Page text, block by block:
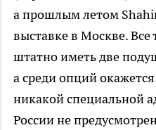
а прошлым летом
выставке в Москве.
штатно иметь две
а среди опций
никакой специальной
России не